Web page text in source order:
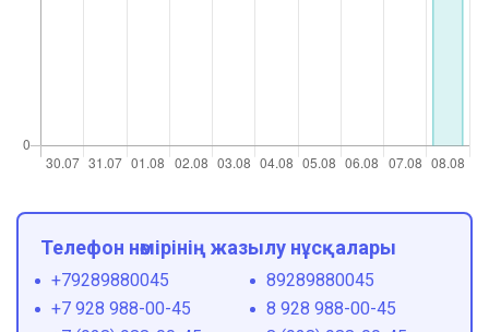
Телефон нөмірінің жазылу нұсқалары
+79289880045
89289880045
+7 928 988-00-45
8 928 988-00-45